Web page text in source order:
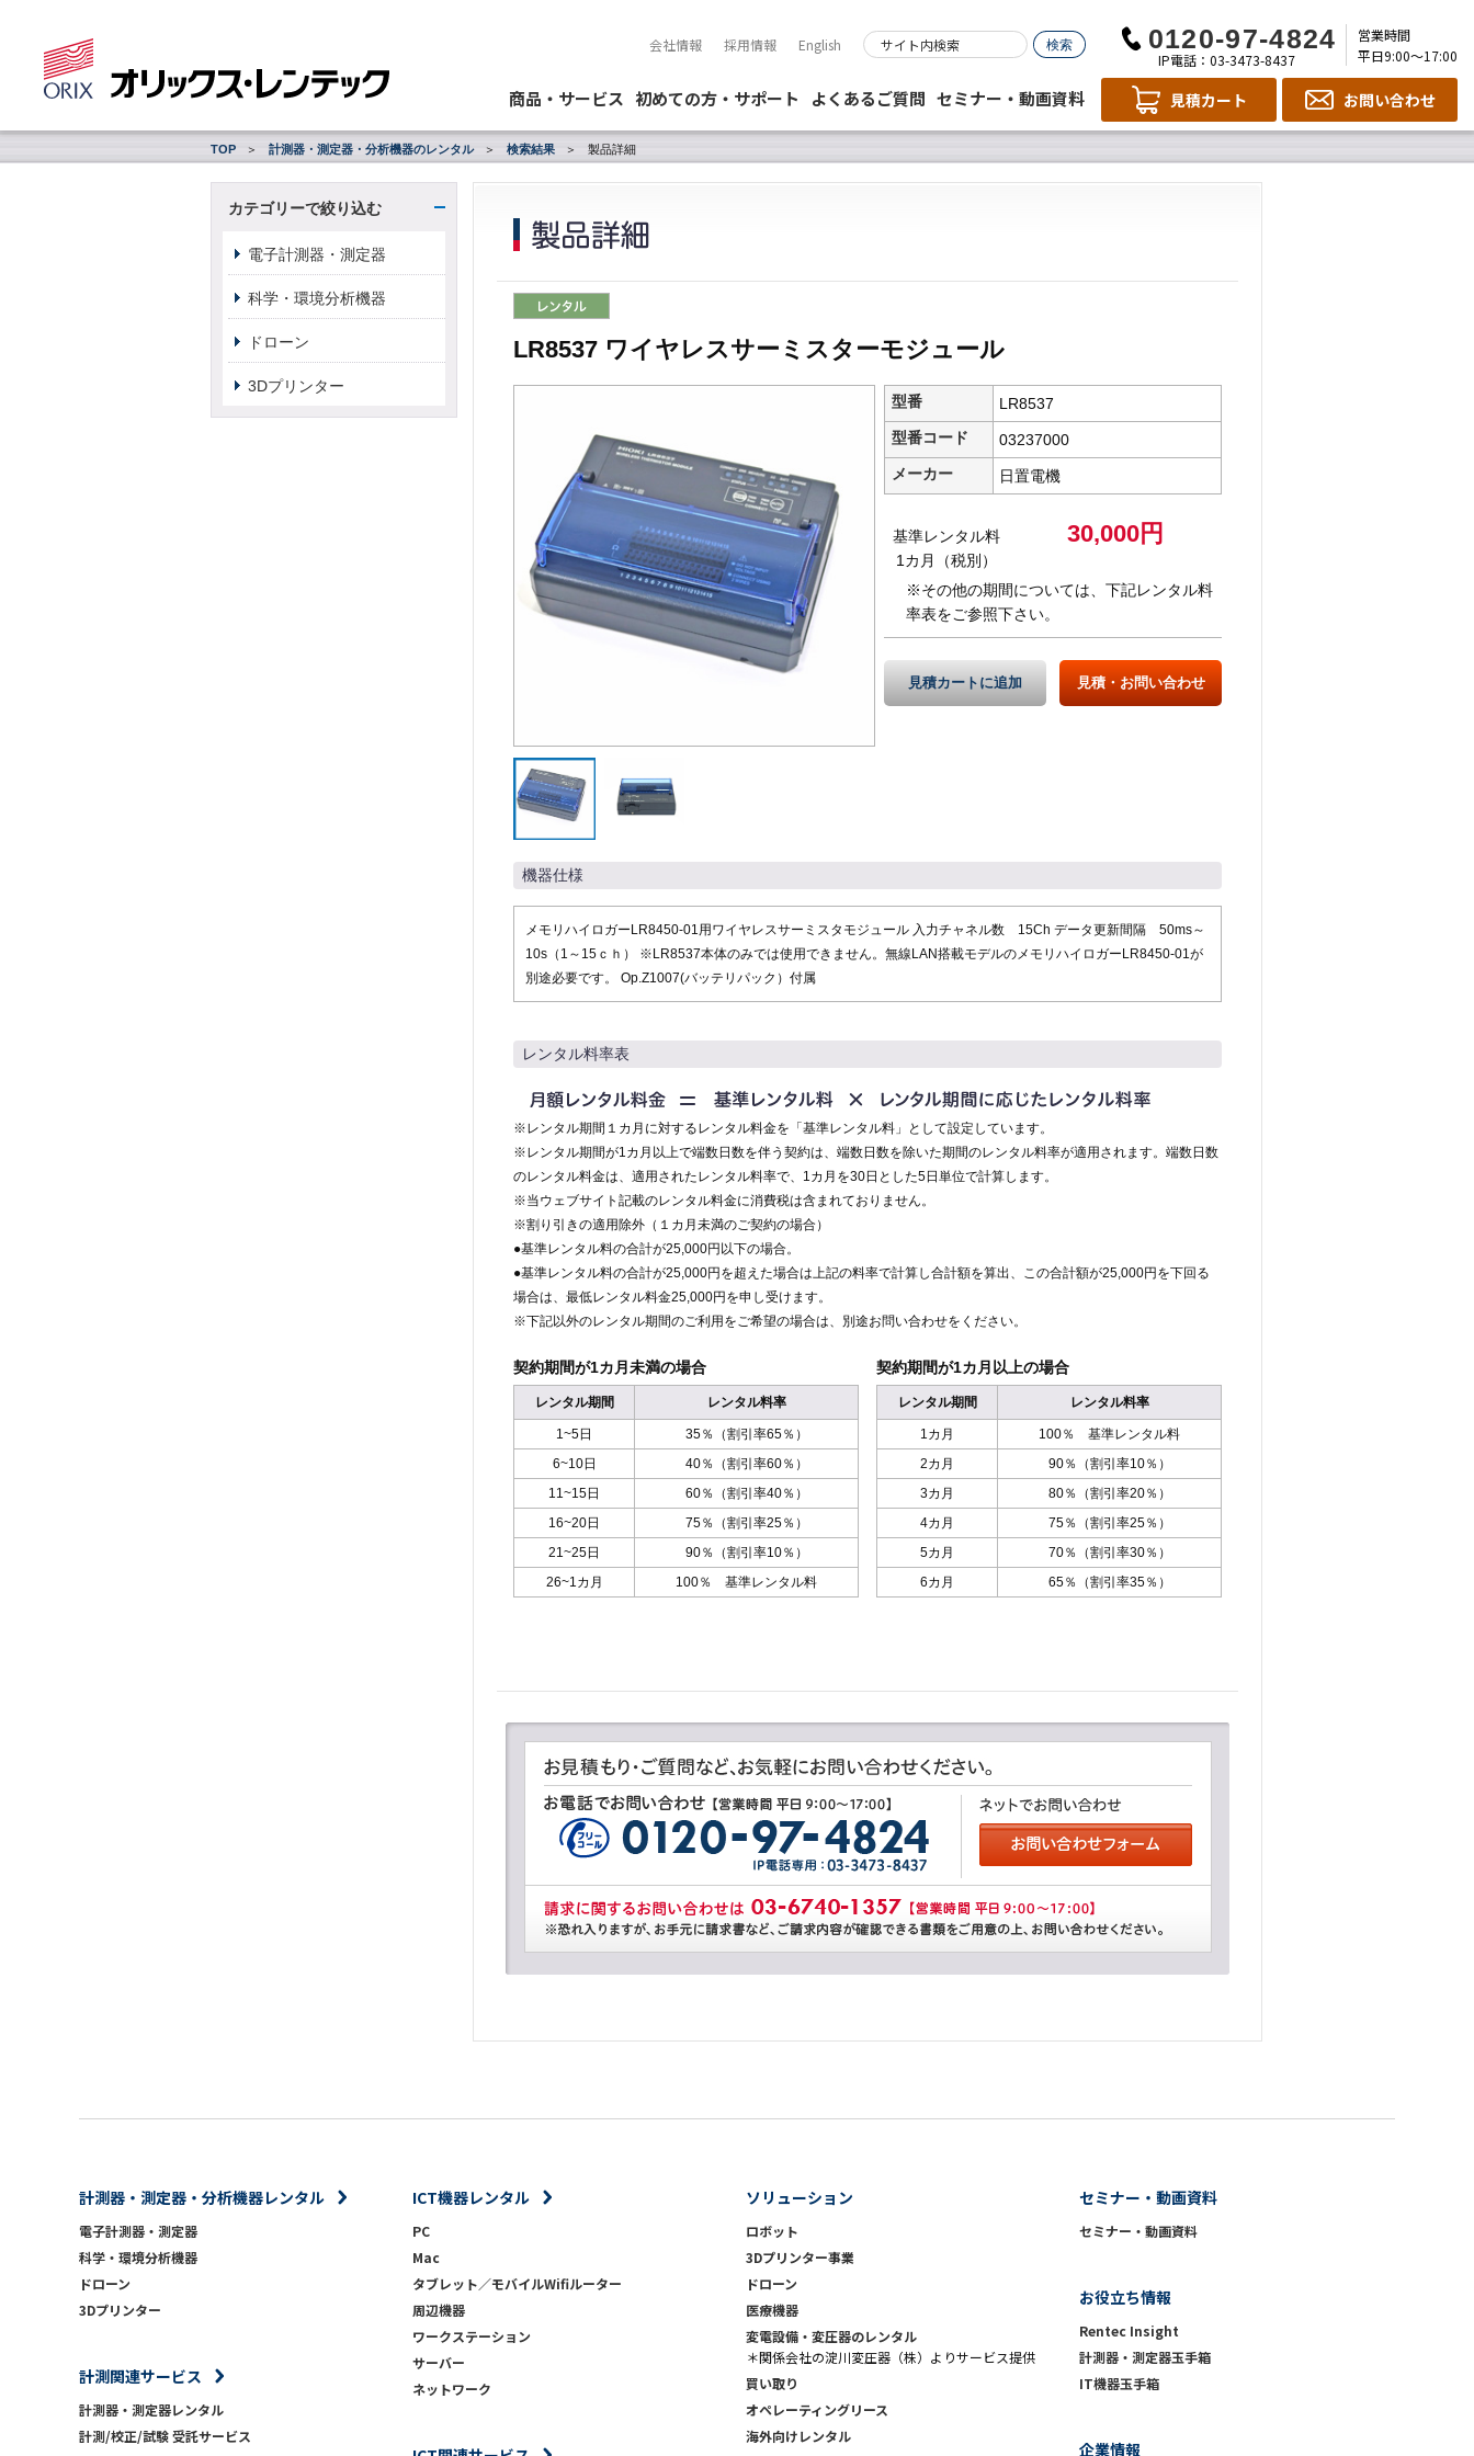
会社情報 採用情報 English
IP電話：03-3473-8437
営業時間
平日9:00～17:00
商品・サービス 初めての方・サポート よくあるご質問 セミナー・動画資料 見積カート お問い合わせ
TOP 計測器・測定器・分析機器のレンタル 検索結果 製品詳細
カテゴリーで絞り込む
電子計測器・測定器
科学・環境分析機器
ドローン
3Dプリンター
LR8537 ワイヤレスサーミスターモジュール
型番
LR8537
型番コード
03237000
メーカー
日置電機
基準レンタル料
1カ月（税別）
30,000円
※その他の期間については、下記レンタル料
率表をご参照下さい。
見積カートに追加 見積・お問い合わせ
機器仕様
メモリハイロガーLR8450-01用ワイヤレスサーミスタモジュール 入力チャネル数 15Ch データ更新間隔 50ms～
10s（1～15ｃｈ） ※LR8537本体のみでは使用できません。無線LAN搭載モデルのメモリハイロガーLR8450-01が
別途必要です。 Op.Z1007(バッテリパック）付属
レンタル料率表
※レンタル期間１カ月に対するレンタル料金を「基準レンタル料」として設定しています。
※レンタル期間が1カ月以上で端数日数を伴う契約は、端数日数を除いた期間のレンタル料率が適用されます。端数日数
のレンタル料金は、適用されたレンタル料率で、1カ月を30日とした5日単位で計算します。
※当ウェブサイト記載のレンタル料金に消費税は含まれておりません。
※割り引きの適用除外（１カ月未満のご契約の場合）
●基準レンタル料の合計が25,000円以下の場合。
●基準レンタル料の合計が25,000円を超えた場合は上記の料率で計算し合計額を算出、この合計額が25,000円を下回る
場合は、最低レンタル料金25,000円を申し受けます。
※下記以外のレンタル期間のご利用をご希望の場合は、別途お問い合わせをください。
契約期間が1カ月未満の場合
レンタル期間 レンタル料率
1~5日
35％（割引率65％）
6~10日
40％（割引率60％）
11~15日
60％（割引率40％）
16~20日
75％（割引率25％）
21~25日
90％（割引率10％）
26~1カ月
100％ 基準レンタル料
契約期間が1カ月以上の場合
レンタル期間 レンタル料率
1カ月
100％ 基準レンタル料
2カ月
90％（割引率10％）
3カ月
80％（割引率20％）
4カ月
75％（割引率25％）
5カ月
70％（割引率30％）
6カ月
65％（割引率35％）
計測器・測定器・分析機器レンタル
電子計測器・測定器
科学・環境分析機器
ドローン
3Dプリンター
計測関連サービス
計測器・測定器レンタル
計測/校正/試験 受託サービス
ICT機器レンタル
PC
Mac
タブレット／モバイルWifiルーター
周辺機器
ワークステーション
サーバー
ネットワーク
ソリューション
ロボット
3Dプリンター事業
ドローン
医療機器
変電設備・変圧器のレンタル
＊関係会社の淀川変圧器（株）よりサービス提供
買い取り
オペレーティングリース
海外向けレンタル
セミナー・動画資料
セミナー・動画資料
お役立ち情報
Rentec Insight
計測器・測定器玉手箱
IT機器玉手箱
企業情報